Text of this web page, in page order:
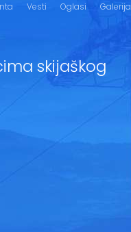
Vesti Oglasi Galerija
skijaškog